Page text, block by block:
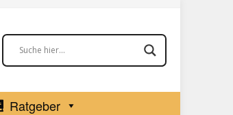
Ratgeber